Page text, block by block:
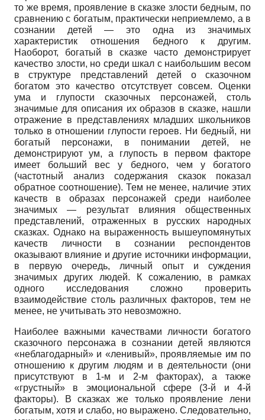
то же время, проявление в сказке злости бедным, по
сравнению с богатым, практически неприемлемо, а в
сознании детей — это одна из значимых
характеристик отношения бедного к другим.
Наоборот, богатый в сказке часто демонстрирует
качество злости, но среди шкал с наибольшим весом
в структуре представлений детей о сказочном
богатом это качество отсутствует совсем. Оценки
ума и глупости сказочных персонажей, столь
значимые для описания их образов в сказке, нашли
отражение в представлениях младших школьников
только в отношении глупости героев. Ни бедный, ни
богатый персонажи, в понимании детей, не
демонстрируют ум, а глупость в первом факторе
имеет больший вес у бедного, чем у богатого
(частотный анализ содержания сказок показал
обратное соотношение). Тем не менее, наличие этих
качеств в образах персонажей среди наиболее
значимых — результат влияния общественных
представлений, отраженных в русских народных
сказках. Однако на выраженность вышеупомянутых
качеств личности в сознании респондентов
оказывают влияние и другие источники информации,
в первую очередь, личный опыт и суждения
значимых других людей. К сожалению, в рамках
одного исследования сложно проверить
взаимодействие столь различных факторов, тем не
менее, не учитывать это невозможно.
Наиболее важными качествами личности богатого
сказочного персонажа в сознании детей являются
«неблагодарный» и «ленивый», проявляемые им по
отношению к другим людям и в деятельности (они
присутствуют в 1-м и 2-м факторах), а также
«грустный» в эмоциональной сфере (3-й и 4-й
факторы). В сказках же только проявление лени
богатым, хотя и слабо, но выражено. Следовательно,